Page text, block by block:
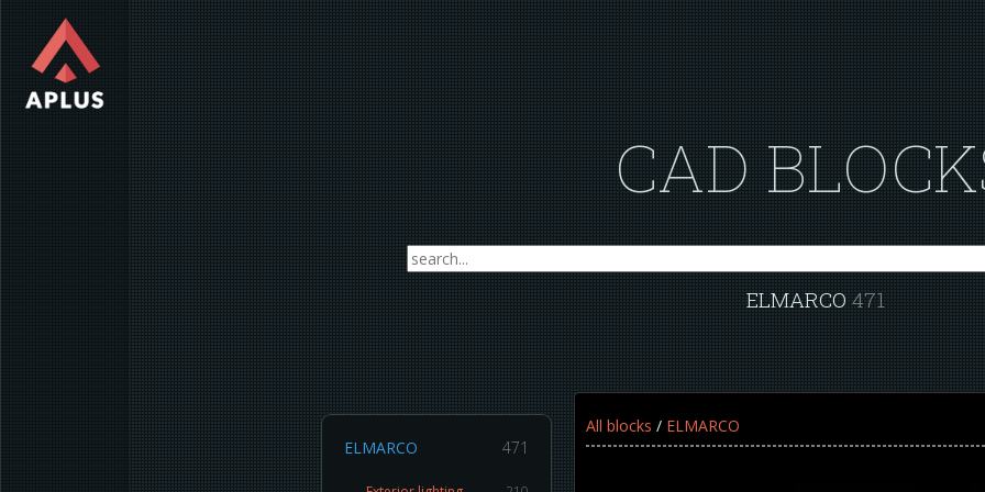
CAD
ELMARCO471
ELMARCO 471
All blocks / ELMARCO